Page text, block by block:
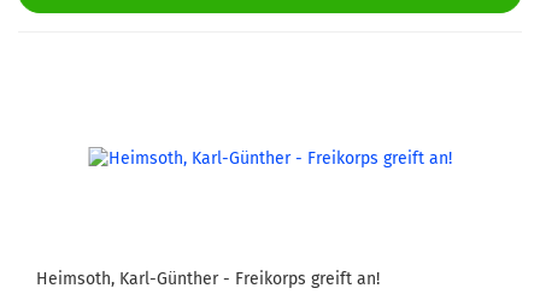
Heimsoth, Karl-Günther - Freikorps greift an!